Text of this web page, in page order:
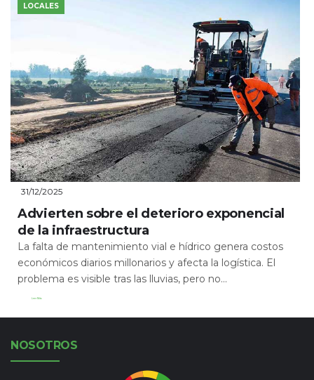
LOCALES
31/12/2025
Advierten sobre el deterioro exponencial
de la infraestructura
La falta de mantenimiento vial e hídrico genera costos
económicos diarios millonarios y afecta la logística. El
problema es visible tras las lluvias, pero no...
Leer Más
NOSOTROS